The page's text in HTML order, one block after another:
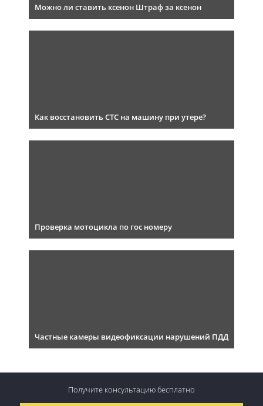
Можно ли ставить ксенон Штраф за ксенон
Как восстановить СТС на машину при утере?
Проверка мотоцикла по гос номеру
Частные камеры видеофиксации нарушений ПДД
Получите консультациюбесплатно